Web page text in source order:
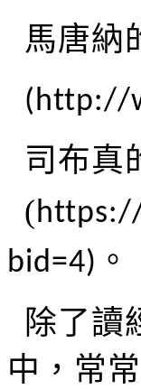
馬唐納
(http://
司布真
(
bid=4) 。
除了讀
中，常